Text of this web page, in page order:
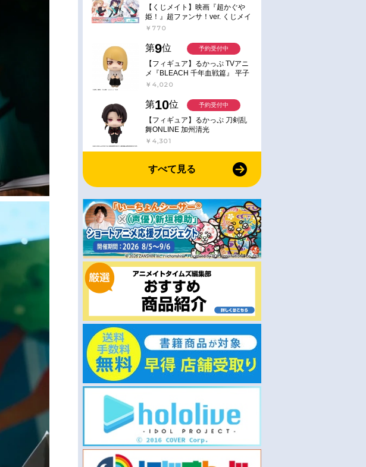
【くじメイト】映画『超かぐや
姫！』超ファンサ！ver. くじメイ
ト
￥770
第9位
【フィギュア】るかっぷ TVアニ
メ『BLEACH 千年血戦篇』 平子
真子
￥4,020
予約受付中
第10位
【フィギュア】るかっぷ 刀剣乱
舞ONLINE 加州清光
￥4,301
予約受付中
すべて見る